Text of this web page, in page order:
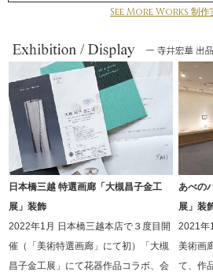
See More Works 制作
日本橋三越 特選画廊「大槻昌子金工
展」装飾
2022年1月 日本橋三越本店で３度目開
催（「美術特選画廊」にて初）「大槻
昌子金工展」にて花器作品コラボ、会
あべの
展」装
2021年
美術画
て、作